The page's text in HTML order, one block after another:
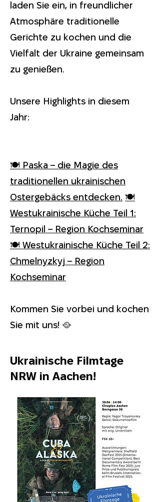
laden Sie ein, in freundlicher
Atmosphäre traditionelle
Gerichte zu kochen und die
Vielfalt der Ukraine gemeinsam
zu genießen.
Unsere Highlights in diesem
Jahr:
🍽️ Paska – die Magie des
traditionellen ukrainischen
Ostergebäcks entdecken. 🍽️
Westukrainische Küche Teil 1:
Ternopil – Region Kochseminar
🍽️ Westukrainische Küche Teil 2:
Chmelnyzkyj – Region
Kochseminar
Kommen Sie vorbei und kochen
Sie mit uns! 🥘
Ukrainische Filmtage
NRW in Aachen!